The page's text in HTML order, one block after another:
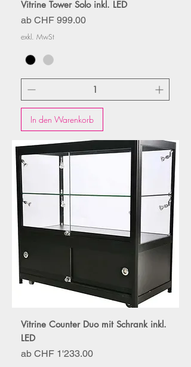
Vitrine Tower Solo inkl. LED
ab CHF 999.00
Sale-Preis
exkl. MwSt
In den Warenkorb
Vitrine Counter Duo mit Schrank inkl.
LED
ab CHF 1'233.00
Sale-Preis